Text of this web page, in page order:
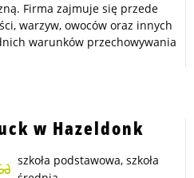
Firma zajmuje się przede
warzyw, owoców oraz innych
warunków przechowywania
w Hazeldonk
szkoła podstawowa, szkoła